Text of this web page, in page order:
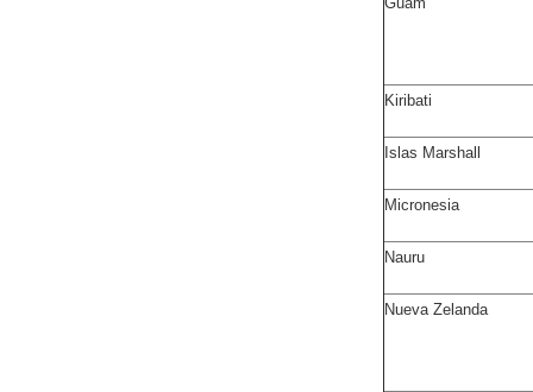
Kiribati
Islas Marshall
Micronesia
Nauru
Nueva Zelanda